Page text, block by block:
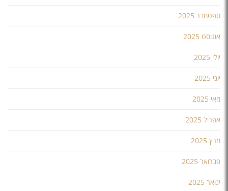
ספטמבר 2025
אוגוסט 2025
יולי 2025
יוני 2025
מאי 2025
אפריל 2025
מרץ 2025
פברואר 2025
ינואר 2025